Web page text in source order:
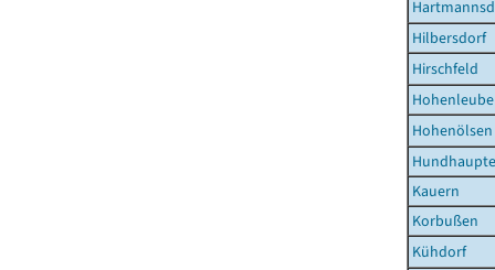
Hilbersdorf
Hirschfeld
Hohenölsen
Kauern
Korbußen
Kühdorf